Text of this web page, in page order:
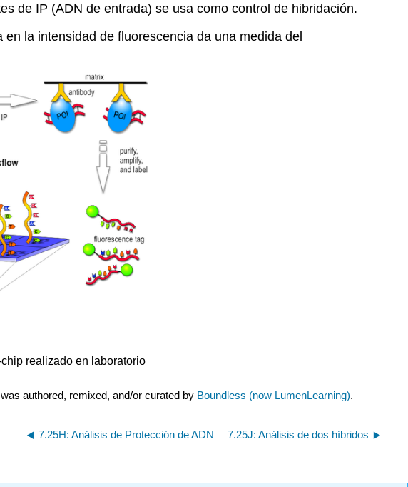
de IP (ADN de entrada) se usa como control de hibridación.
la intensidad de fluorescencia da una medida del
realizado en laboratorio
authored, remixed, and/or curated by Boundless (now LumenLearning).
7.25H: Análisis de Protección de ADN 7.25J: Análisis de dos híbridos